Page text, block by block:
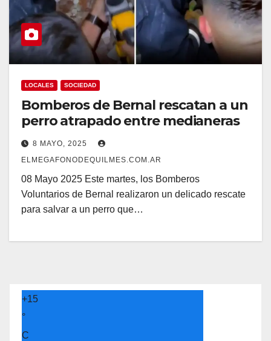
LOCALES SOCIEDAD
Bomberos de Bernal rescatan a un
perro atrapado entre medianeras
8 MAYO, 2025
ELMEGAFONODEQUILMES.COM.AR
08 Mayo 2025 Este martes, los Bomberos
Voluntarios de Bernal realizaron un delicado rescate
para salvar a un perro que…
+15
°
C